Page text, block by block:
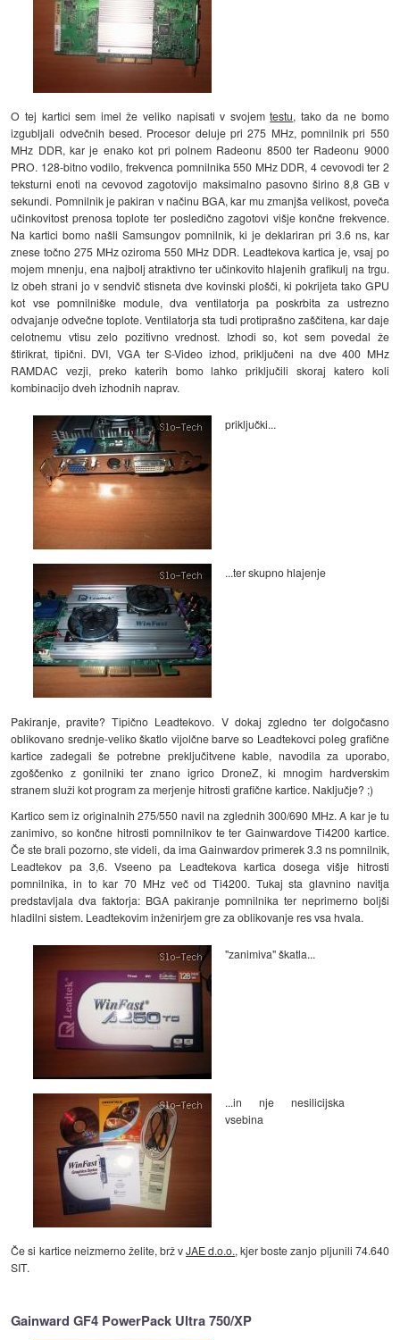
O tej kartici sem imel že veliko napisati v svojemtestu, tako da ne bomo
izgubljali odvečnih besed. Procesor deluje pri 275 MHz, pomnilnik pri 550
MHz DDR, kar je enako kot pri polnem Radeonu 8500 ter Radeonu 9000
PRO. 128-bitno vodilo, frekvenca pomnilnika 550 MHz DDR, 4 cevovodi ter 2
teksturni enoti na cevovod zagotovijo maksimalno pasovno širino 8,8 GB v
sekundi. Pomnilnik je pakiran v načinu BGA, kar mu zmanjša velikost, poveča
učinkovitost prenosa toplote ter posledično zagotovi višje končne frekvence.
Na kartici bomo našli Samsungov pomnilnik, ki je deklariran pri 3.6 ns, kar
znese točno 275 MHz oziroma 550 MHz DDR. Leadtekova kartica je, vsaj po
mojem mnenju, ena najbolj atraktivno ter učinkovito hlajenih grafikulj na trgu.
Iz obeh strani jo v sendvič stisneta dve kovinski plošči, ki pokrijeta tako GPU
kot vse pomnilniške module, dva ventilatorja pa poskrbita za ustrezno
odvajanje odvečne toplote. Ventilatorja sta tudi protiprašno zaščitena, kar daje
celotnemu vtisu zelo pozitivno vrednost. Izhodi so, kot sem povedal že
štirikrat, tipični. DVI, VGA ter S-Video izhod, priključeni na dve 400 MHz
RAMDAC vezji, preko katerih bomo lahko priključili skoraj katero koli
kombinacijo dveh izhodnih naprav.
priključki...
...ter skupno hlajenje
Pakiranje, pravite? Tipično Leadtekovo. V dokaj zgledno ter dolgočasno
oblikovano srednje-veliko škatlo vijolčne barve so Leadtekovci poleg grafične
kartice zadegali še potrebne preključitvene kable, navodila za uporabo,
zgoščenko z gonilniki ter znano igrico DroneZ, ki mnogim hardverskim
stranem služi kot program za merjenje hitrosti grafične kartice. Naključje? ;)
Kartico sem iz originalnih 275/550 navil na zglednih 300/690 MHz. A kar je tu
zanimivo, so končne hitrosti pomnilnikov te ter Gainwardove Ti4200 kartice.
Če ste brali pozorno, ste videli, da ima Gainwardov primerek 3.3 ns pomnilnik,
Leadtekov pa 3,6. Vseeno pa Leadtekova kartica dosega višje hitrosti
pomnilnika, in to kar 70 MHz več od Ti4200. Tukaj sta glavnino navitja
predstavljala dva faktorja: BGA pakiranje pomnilnika ter neprimerno boljši
hladilni sistem. Leadtekovim inženirjem gre za oblikovanje res vsa hvala.
"zanimiva" škatla...
...in nje nesilicijska
vsebina
Če si kartice neizmerno želite, brž vJAE d.o.o., kjer boste zanjo pljunili 74.640
SIT.
Gainward GF4 PowerPack Ultra 750/XP